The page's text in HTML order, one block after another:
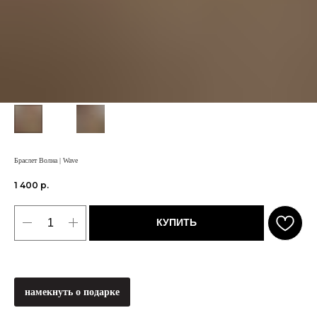
Браслет Волна | Wave
1 400 р.
КУПИТЬ
намекнуть о подарке